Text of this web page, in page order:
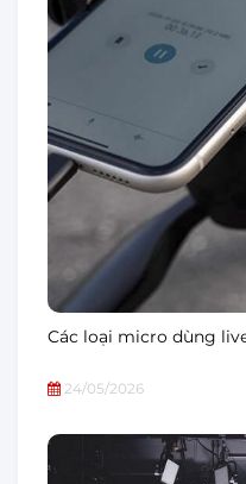
Các loại micro dùng
24/05/2026